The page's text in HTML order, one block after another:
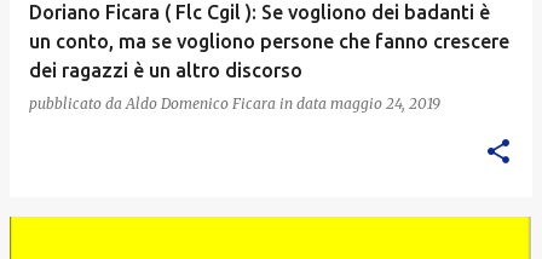
Doriano Ficara ( Flc Cgil ): Se vogliono dei badanti è
un conto, ma se vogliono persone che fanno crescere
dei ragazzi è un altro discorso
pubblicato da Aldo Domenico Ficara in data maggio 24, 2019